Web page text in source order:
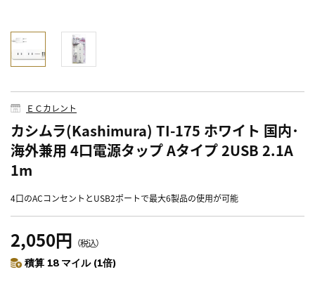
ＥＣカレント
カシムラ(Kashimura) TI-175 ホワイト 国内･
海外兼用 4口電源タップ Aタイプ 2USB 2.1A
1m
4口のACコンセントとUSB2ポートで最大6製品の使用が可能
2,050円 （税込）
積算 18 マイル (1倍)